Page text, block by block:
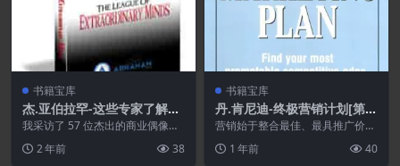
书籍宝库
杰.亚伯拉罕-这些专家了解您
所不知道的业务建设知识-可
能会改变您的业务
我采访了 57 位杰出的商业偶像
了我的奶酪到具...
2 年前 38
书籍宝库
丹.肯尼迪-终极营销计划[第二
版.2000年]
营销始于整合最佳、最具推广价值
并且该信息必须突出...
1 年前 40